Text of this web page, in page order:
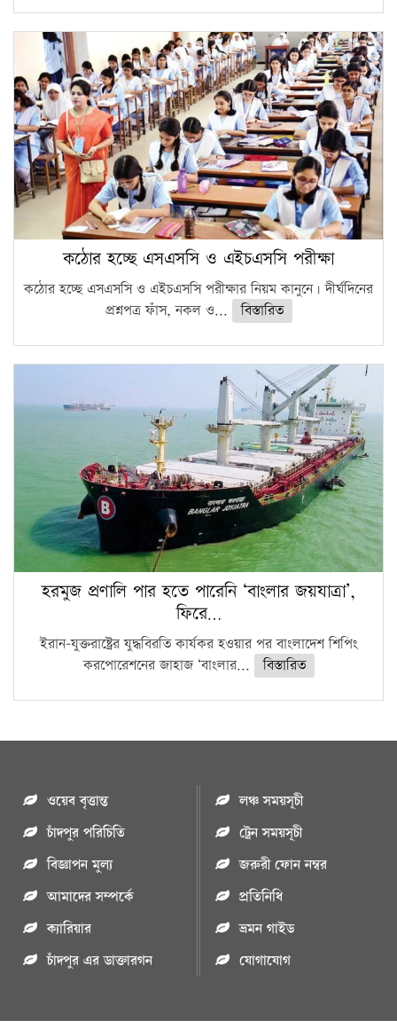
কঠোর হচ্ছে এসএসসি ও এইচএসসি পরীক্ষা
কঠোর হচ্ছে এসএসসি ও এইচএসসি পরীক্ষার নিয়ম কানুনে। দীর্ঘদিনের
প্রশ্নপত্র ফাঁস, নকল ও...
বিস্তারিত
হরমুজ প্রণালি পার হতে পারেনি ‘বাংলার জয়যাত্রা’,
ফিরে…
ইরান-যুক্তরাষ্ট্রের যুদ্ধবিরতি কার্যকর হওয়ার পর বাংলাদেশ শিপিং
করপোরেশনের জাহাজ ‘বাংলার...
বিস্তারিত
ওয়েব বৃত্তান্ত
চাঁদপুর পরিচিতি
বিজ্ঞাপন মুল্য
আমাদের সম্পর্কে
ক্যারিয়ার
চাঁদপুর এর ডাক্তারগন
লঞ্চ সময়সূচী
ট্রেন সময়সূচী
জরুরী ফোন নম্বর
প্রতিনিধি
ভ্রমন গাইড
যোগাযোগ